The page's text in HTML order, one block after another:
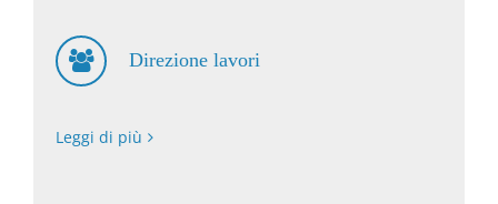
Direzione lavori
Leggi di più